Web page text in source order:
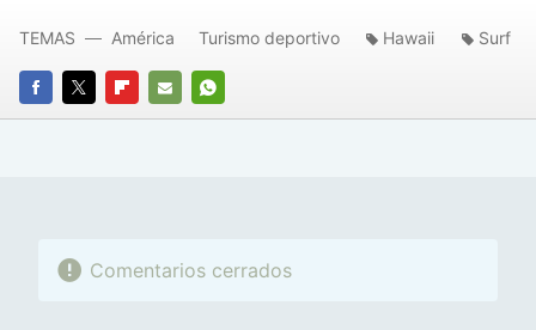
FACEBOOK
TWITTERFLIPBOARD
E-
WHATSAPP
TEMAS América Turismo deportivo Hawaii Surf
Comentarios cerrados